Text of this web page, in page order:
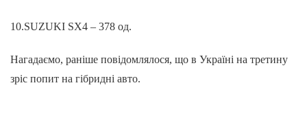
10.SUZUKI SX4 – 378 од.
Нагадаємо, раніше повідомлялося, що в Україні на третину
зріс попит на гібридні авто.